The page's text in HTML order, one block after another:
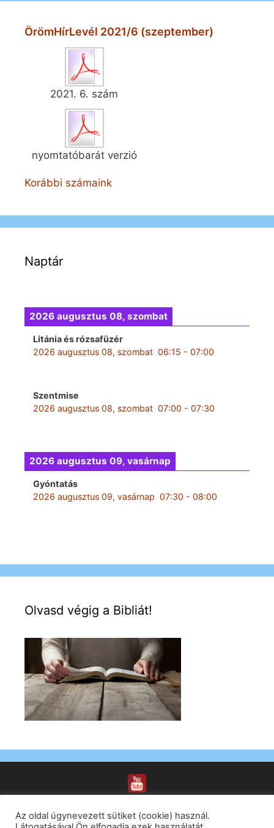
ÖrömHírLevél 2021/6 (szeptember)
2021. 6. szám
nyomtatóbarát verzió
Korábbi számaink
Naptár
2026 augusztus 08, szombat
Litánia és rózsafüzér
2026 augusztus 08, szombat 06:15 - 07:00
Szentmise
2026 augusztus 08, szombat 07:00 - 07:30
2026 augusztus 09, vasárnap
Gyóntatás
2026 augusztus 09, vasárnap 07:30 - 08:00
Olvasd végig a Bibliát!
Az oldal úgynevezett sütiket (cookie) használ.